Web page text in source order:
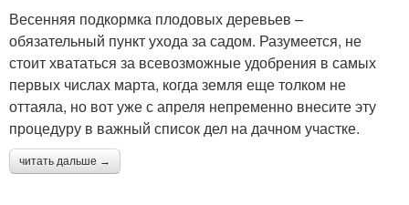
Весенняя подкормка плодовых деревьев –
обязательный пункт ухода за садом. Разумеется, не
стоит хвататься за всевозможные удобрения в самых
первых числах марта, когда земля еще толком не
оттаяла, но вот уже с апреля непременно внесите эту
процедуру в важный список дел на дачном участке.
читать дальше →